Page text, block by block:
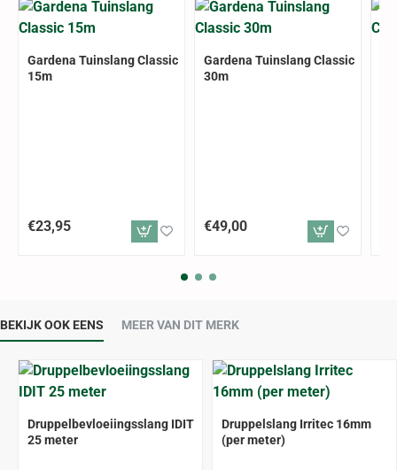
Gardena Tuinslang Classic
15m
€23,95
Gardena Tuinslang Classic
30m
€49,00
BEKIJK OOK EENS MEER VAN DIT MERK
Druppelbevloeiingsslang IDIT
25 meter
Druppelslang Irritec 16mm
(per meter)